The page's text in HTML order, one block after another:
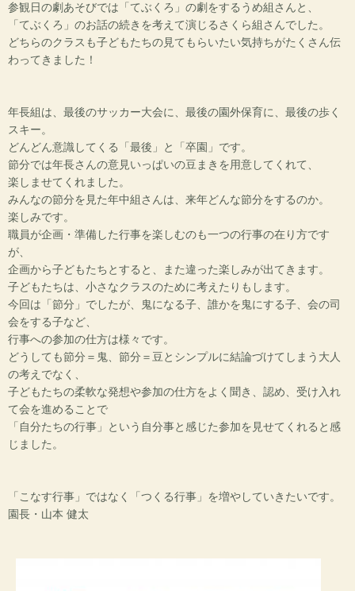
参観日の劇あそびでは「てぶくろ」の劇をするうめ組さんと、
「てぶくろ」のお話の続きを考えて演じるさくら組さんでした。
どちらのクラスも子どもたちの見てもらいたい気持ちがたくさん伝
わってきました！
年長組は、最後のサッカー大会に、最後の園外保育に、最後の歩く
スキー。
どんどん意識してくる「最後」と「卒園」です。
節分では年長さんの意見いっぱいの豆まきを用意してくれて、
楽しませてくれました。
みんなの節分を見た年中組さんは、来年どんな節分をするのか。
楽しみです。
職員が企画・準備した行事を楽しむのも一つの行事の在り方です
が、
企画から子どもたちとすると、また違った楽しみが出てきます。
子どもたちは、小さなクラスのために考えたりもします。
今回は「節分」でしたが、鬼になる子、誰かを鬼にする子、会の司
会をする子など、
行事への参加の仕方は様々です。
どうしても節分＝鬼、節分＝豆とシンプルに結論づけてしまう大人
の考えでなく、
子どもたちの柔軟な発想や参加の仕方をよく聞き、認め、受け入れ
て会を進めることで
「自分たちの行事」という自分事と感じた参加を見せてくれると感
じました。
「こなす行事」ではなく「つくる行事」を増やしていきたいです。
園長・山本 健太